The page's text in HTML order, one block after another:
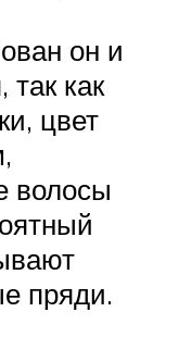
он и
как
цвет
волосы
пряди.